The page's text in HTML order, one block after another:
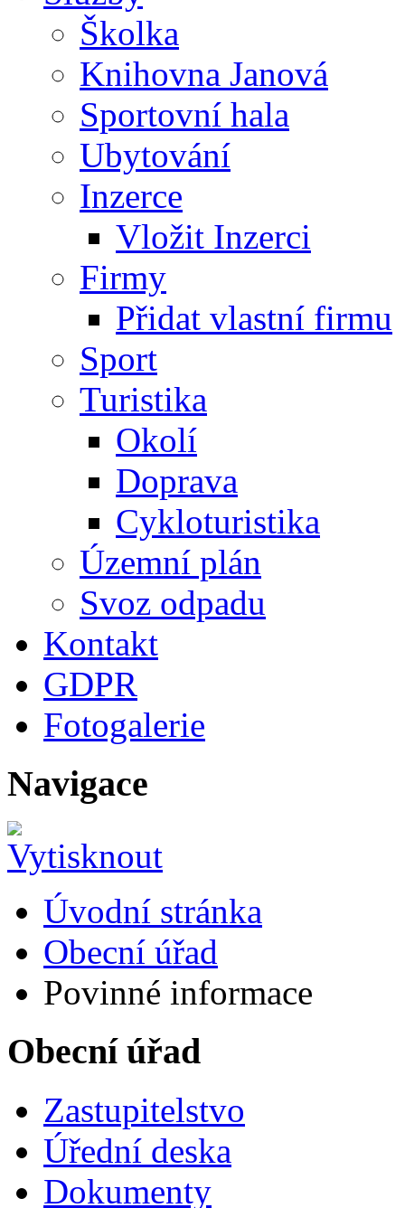
Školka
Knihovna Janová
Sportovní hala
Ubytování
Inzerce
Vložit Inzerci
Firmy
Přidat vlastní firmu
Sport
Turistika
Okolí
Doprava
Cykloturistika
Územní plán
Svoz odpadu
Kontakt
GDPR
Fotogalerie
Navigace
Úvodní stránka
Obecní úřad
Povinné informace
Obecní úřad
Zastupitelstvo
Úřední deska
Dokumenty